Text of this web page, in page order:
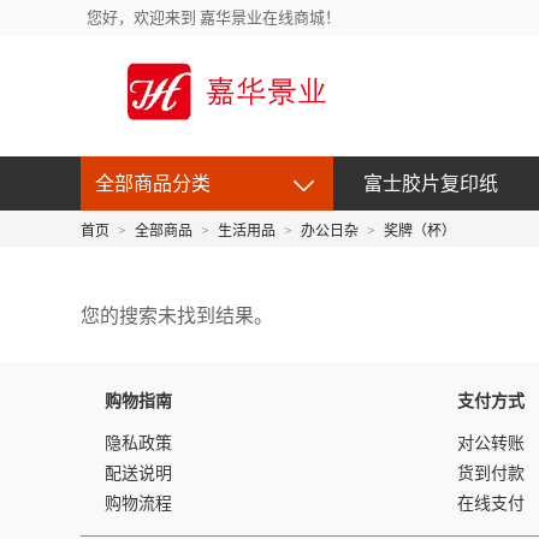
您好，欢迎来到 嘉华景业在线商城！
全部商品分类 富士胶片复印纸
首页 > 全部商品 > 生活用品 > 办公日杂 > 奖牌（杯）
您的搜索未找到结果。
购物指南
隐私政策
配送说明
购物流程
支付方式
对公转账
货到付款
在线支付